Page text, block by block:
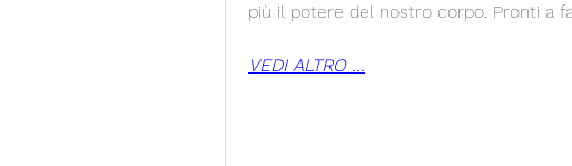
più il potere del nostro corpo. Pronti a
VEDI ALTRO ...